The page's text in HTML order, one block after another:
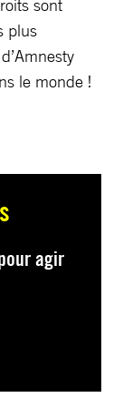
sont
plus
le monde !
agir